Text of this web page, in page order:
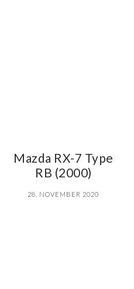
Mazda RX-7 Type
RB (2000)
28. NOVEMBER 2020